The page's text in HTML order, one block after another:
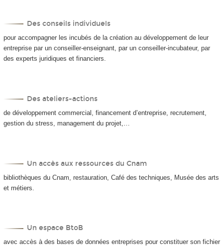
Des conseils individuels
pour accompagner les incubés de la création au développement de leur
entreprise par un conseiller-enseignant, par un conseiller-incubateur, par
des experts juridiques et financiers.
Des ateliers-actions
de développement commercial, financement d’entreprise, recrutement,
gestion du stress, management du projet,…
Un accès aux ressources du Cnam
bibliothèques du Cnam, restauration, Café des techniques, Musée des arts
et métiers.
Un espace BtoB
avec accès à des bases de données entreprises pour constituer son fichier